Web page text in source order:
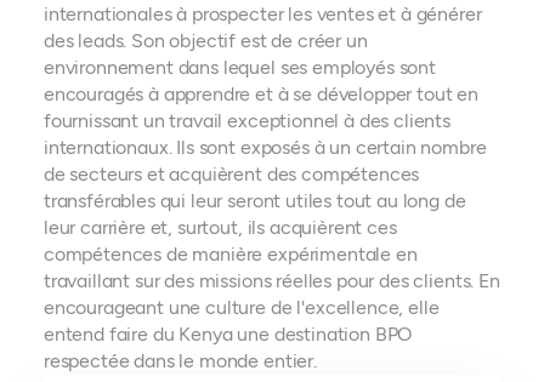
internationales à prospecter les ventes et à générer
des leads. Son objectif est de créer un
environnement dans lequel ses employés sont
encouragés à apprendre et à se développer tout en
fournissant un travail exceptionnel à des clients
internationaux. Ils sont exposés à un certain nombre
de secteurs et acquièrent des compétences
transférables qui leur seront utiles tout au long de
leur carrière et, surtout, ils acquièrent ces
compétences de manière expérimentale en
travaillant sur des missions réelles pour des clients. En
encourageant une culture de l'excellence, elle
entend faire du Kenya une destination BPO
respectée dans le monde entier.